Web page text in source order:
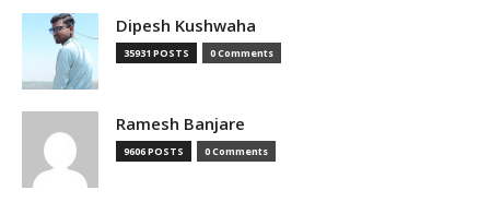
Dipesh Kushwaha
35931 POSTS 0 Comments
Ramesh Banjare
9606 POSTS 0 Comments